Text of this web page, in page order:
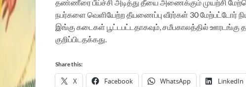
தண்ணீரை பீய்ச்சி அடித்து தீயை அணைக்கும் முயற்சி
நபர்களை வெளியேற்ற தீயணைப்பு வீரர்கள் 30 மேற்பட்டோர்
இங்கு கடைகள் பூட்டபட்டதாகவும், சமீபகாலத்தில்
குறிப்பிடதக்கது.
Share this:
X Facebook WhatsApp LinkedIn